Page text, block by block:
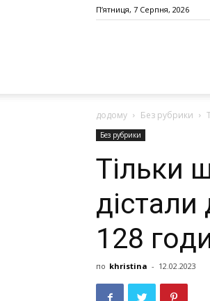
П’ятниця, 7 Серпня, 2026
додому Без рубрики
Без рубрики
Тільки
128
по khristina - 12.02.2023